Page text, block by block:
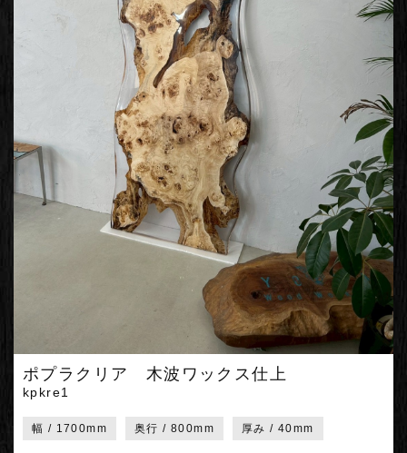
ポプラクリア 木波ワックス仕上
kpkre1
幅 / 1700mm 奥行 / 800mm 厚み / 40mm